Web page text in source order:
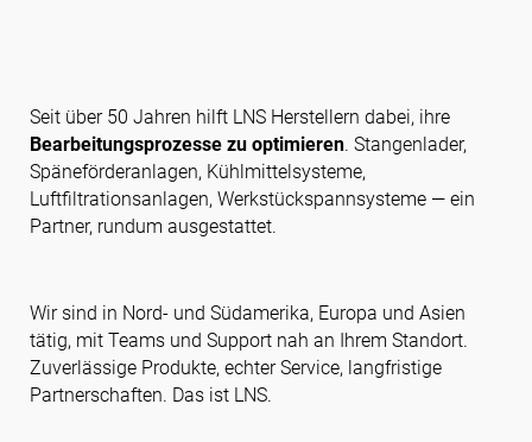
Seit über 50 Jahren hilft LNS Herstellern dabei, ihre
Bearbeitungsprozesse zu optimieren. Stangenlader,
Späneförderanlagen, Kühlmittelsysteme,
Luftfiltrationsanlagen, Werkstückspannsysteme — ein
Partner, rundum ausgestattet.
Wir sind in Nord- und Südamerika, Europa und Asien
tätig, mit Teams und Support nah an Ihrem Standort.
Zuverlässige Produkte, echter Service, langfristige
Partnerschaften. Das ist LNS.
Deutsch